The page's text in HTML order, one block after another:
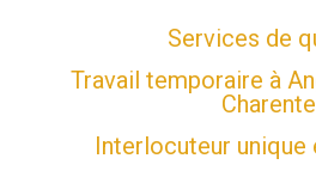
Services de
Travail temporaire à
Charente
Interlocuteur